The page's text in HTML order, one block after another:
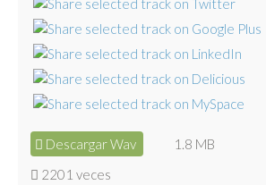
Descargar Wav
1.8 MB
2201 veces